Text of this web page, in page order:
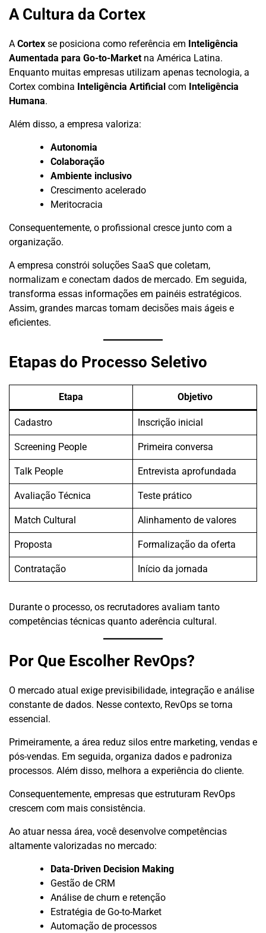
A Cultura da Cortex
A Cortex se posiciona como referência em Inteligência
Aumentada para Go-to-Market na América Latina.
Enquanto muitas empresas utilizam apenas tecnologia, a
Cortex combina Inteligência Artificial com Inteligência
Humana.
Além disso, a empresa valoriza:
Autonomia
Colaboração
Ambiente inclusivo
Crescimento acelerado
Meritocracia
Consequentemente, o profissional cresce junto com a
organização.
A empresa constrói soluções SaaS que coletam,
normalizam e conectam dados de mercado. Em seguida,
transforma essas informações em painéis estratégicos.
Assim, grandes marcas tomam decisões mais ágeis e
eficientes.
Etapas do Processo Seletivo
Etapa Objetivo
Cadastro Inscrição inicial
Screening People Primeira conversa
Talk People Entrevista aprofundada
Avaliação Técnica Teste prático
Match Cultural Alinhamento de valores
Proposta Formalização da oferta
Contratação Início da jornada
Durante o processo, os recrutadores avaliam tanto
competências técnicas quanto aderência cultural.
Por Que Escolher RevOps?
O mercado atual exige previsibilidade, integração e análise
constante de dados. Nesse contexto, RevOps se torna
essencial.
Primeiramente, a área reduz silos entre marketing, vendas e
pós-vendas. Em seguida, organiza dados e padroniza
processos. Além disso, melhora a experiência do cliente.
Consequentemente, empresas que estruturam RevOps
crescem com mais consistência.
Ao atuar nessa área, você desenvolve competências
altamente valorizadas no mercado:
Data-Driven Decision Making
Gestão de CRM
Análise de churn e retenção
Estratégia de Go-to-Market
Automação de processos